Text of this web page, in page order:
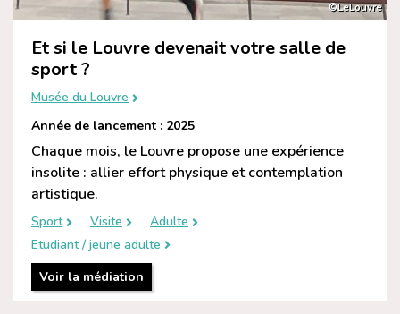
©LeLouvre
Et si le Louvre devenait votre salle de
sport ?
Musée du Louvre
Année de lancement : 2025
Chaque mois, le Louvre propose une expérience
insolite : allier effort physique et contemplation
artistique.
Sport Visite
Adulte
Etudiant / jeune adulte
Voir la médiation